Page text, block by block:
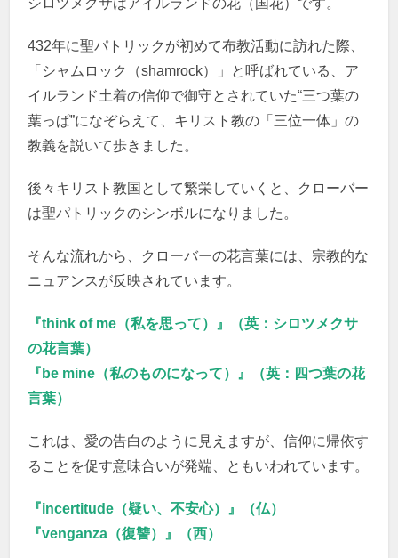
432年に聖パトリックが初めて布教活動に訪れた際、
「シャムロック（shamrock）」と呼ばれている、ア
イルランド土着の信仰で御守とされていた“三つ葉の
葉っぱ”になぞらえて、キリスト教の「三位一体」の
教義を説いて歩きました。
後々キリスト教国として繁栄していくと、クローバー
は聖パトリックのシンボルになりました。
そんな流れから、クローバーの花言葉には、宗教的な
ニュアンスが反映されています。
『think of me（私を思って）』（英：シロツメクサ
の花言葉）
『be mine（私のものになって）』（英：四つ葉の花
言葉）
これは、愛の告白のように見えますが、信仰に帰依す
ることを促す意味合いが発端、ともいわれています。
『incertitude（疑い、不安心）』（仏）
『venganza（復讐）』（西）